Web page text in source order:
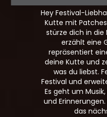
Hey Festival-
Kutte mit
stürze dich in die
erzählt eine
repräsentiert
deine Kutte und
was du liebst.
Festival und
Es geht um
und
das